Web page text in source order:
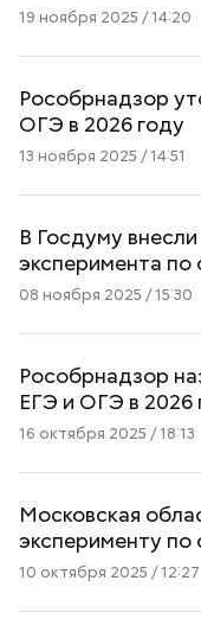
19 ноября 2025 / 14:20
Рособрнадзор
ОГЭ в 2026 году
13 ноября 2025 / 14:51
В Госдуму
эксперимента
08 ноября 2025 / 15:30
Рособрнадзор
ЕГЭ и ОГЭ в 2026
16 октября 2025 / 18:13
Московская
эксперименту
10 октября 2025 / 12:27